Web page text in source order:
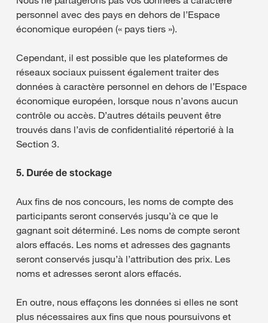
personnel avec des pays en dehors de l’Espace
économique européen (« pays tiers »).
Cependant, il est possible que les plateformes de
réseaux sociaux puissent également traiter des
données à caractère personnel en dehors de l’Espace
économique européen, lorsque nous n’avons aucun
contrôle ou accès. D’autres détails peuvent être
trouvés dans l’avis de confidentialité répertorié à la
Section 3.
5. Durée de stockage
Aux fins de nos concours, les noms de compte des
participants seront conservés jusqu’à ce que le
gagnant soit déterminé. Les noms de compte seront
alors effacés. Les noms et adresses des gagnants
seront conservés jusqu’à l’attribution des prix. Les
noms et adresses seront alors effacés.
En outre, nous effaçons les données si elles ne sont
plus nécessaires aux fins que nous poursuivons et